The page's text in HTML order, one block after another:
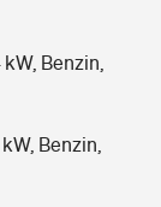
Benzin,
Benzin,